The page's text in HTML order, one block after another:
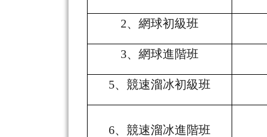
2、網球初級班
3、網球進階班
5、競速溜冰初級班
6、競速溜冰進階班